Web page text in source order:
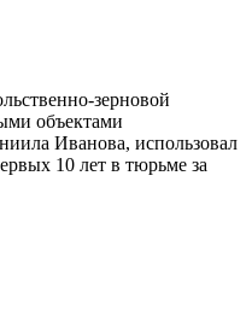
зерновой
объектами
Иванова, использовал
10 лет в тюрьме за